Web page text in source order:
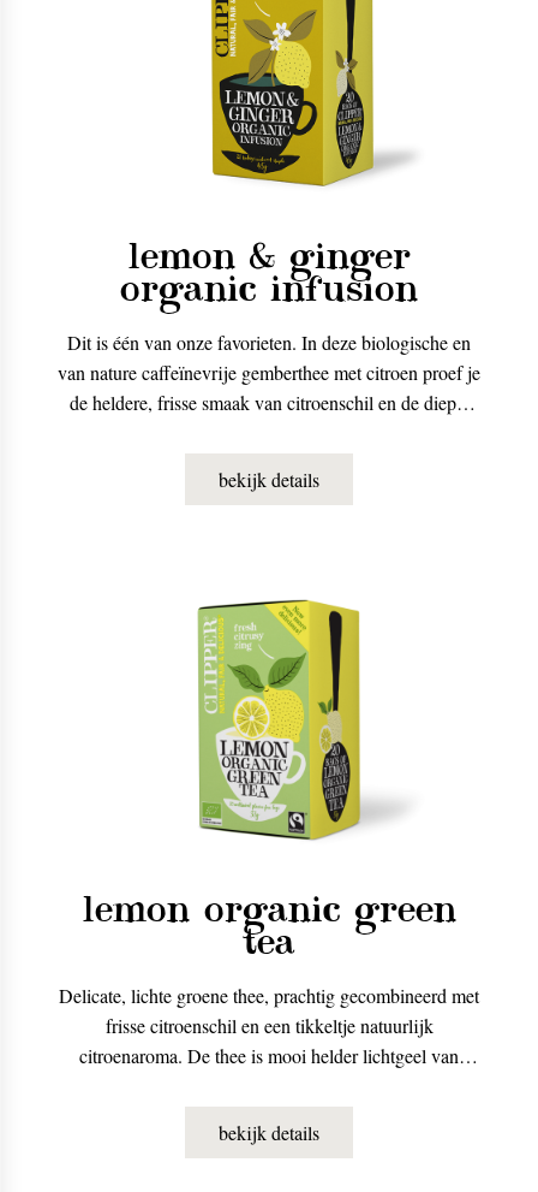
lemon & ginger
organic infusion
Dit is één van onze favorieten. In deze biologische en
van nature caffeïnevrije gemberthee met citroen proef je
de heldere, frisse smaak van citroenschil en de diepe,
bekijk details
lemon organic green
tea
Delicate, lichte groene thee, prachtig gecombineerd met
frisse citroenschil en een tikkeltje natuurlijk
citroenaroma. De thee is mooi helder lichtgeel van
blokje ijs wordt ie lekker pittig en fris.
bekijk details